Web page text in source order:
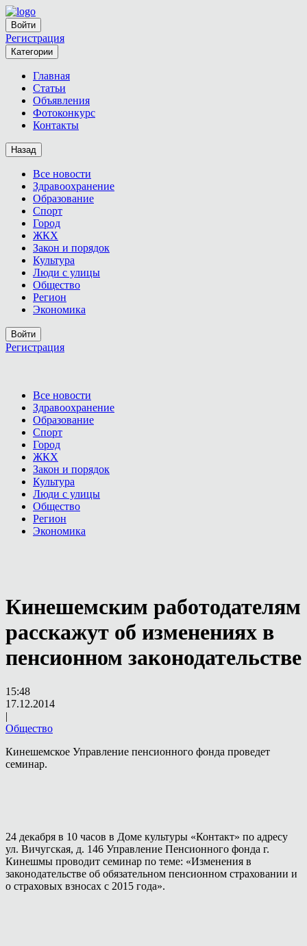
Войти
Регистрация
Категории
Главная
Статьи
Объявления
Фотоконкурс
Контакты
Назад
Все новости
Здравоохранение
Образование
Спорт
Город
ЖКХ
Закон и порядок
Культура
Люди с улицы
Общество
Регион
Экономика
Войти
Регистрация
Все новости
Здравоохранение
Образование
Спорт
Город
ЖКХ
Закон и порядок
Культура
Люди с улицы
Общество
Регион
Экономика
Кинешемским работодателям
расскажут об изменениях в
пенсионном законодательстве
15:48
17.12.2014
|
Общество
Кинешемское Управление пенсионного фонда проведет
семинар.
24 декабря в 10 часов в Доме культуры «Контакт» по адресу
ул. Вичугская, д. 146 Управление Пенсионного фонда г.
Кинешмы проводит семинар по теме: «Изменения в
законодательстве об обязательном пенсионном страховании и
о страховых взносах с 2015 года».